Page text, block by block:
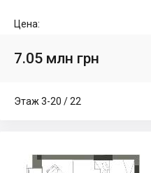
Цена:
7.05 млн грн
Этаж 3-20 / 22